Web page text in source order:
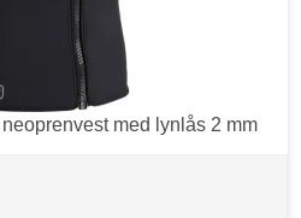
med lynlås 2 mm